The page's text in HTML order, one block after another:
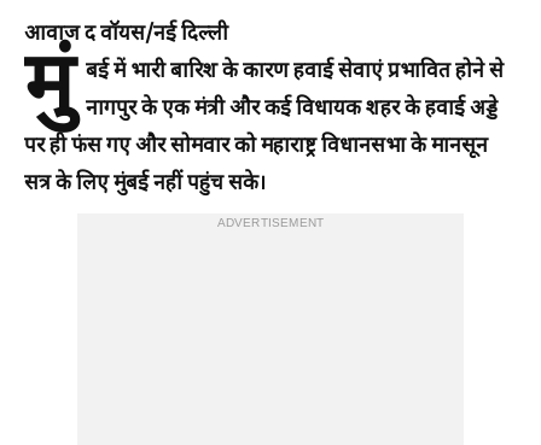
आवाज द वॉयस/नई दिल्ली
मुं बई में भारी बारिश के कारण हवाई सेवाएं प्रभावित होने से
नागपुर के एक मंत्री और कई विधायक शहर के हवाई अड्डे
पर ही फंस गए और सोमवार को महाराष्ट्र विधानसभा के मानसून
सत्र के लिए मुंबई नहीं पहुंच सके।
ADVERTISEMENT